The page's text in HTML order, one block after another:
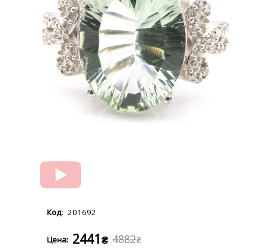
201692
4882₴
2441₴